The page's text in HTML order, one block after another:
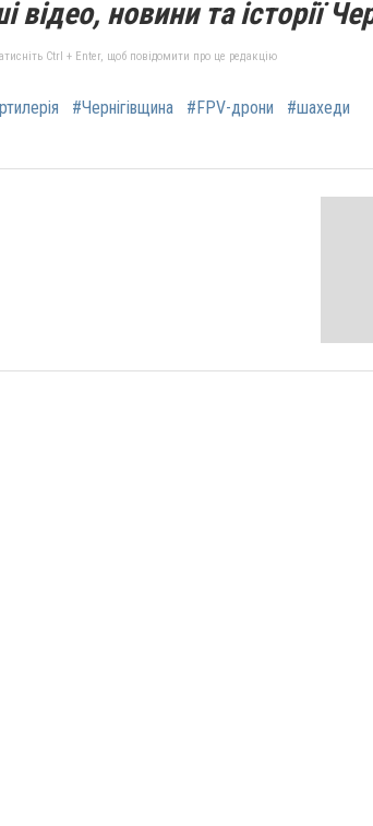
відео, новини та історії
Ctrl + Enter, щоб повідомити про це редакцію
#Чернігівщина #FPV-дрони #шахеди